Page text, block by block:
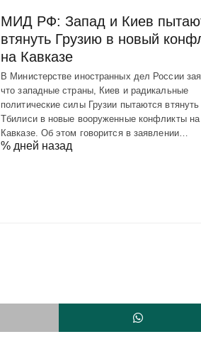
МИД РФ: Запад и Киев
втянуть Грузию в новый
на Кавказе
В Министерстве иностранных дел России
что западные страны, Киев и радикальные
политические силы Грузии пытаются втянуть
Тбилиси в новые вооруженные конфликты
Кавказе. Об этом говорится в заявлении…
% дней назад